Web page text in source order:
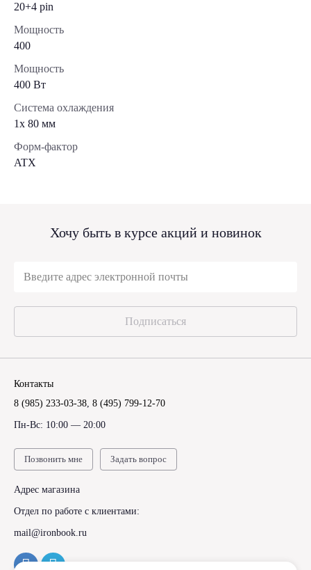
20+4 pin
Мощность
400
Мощность
400 Вт
Система охлаждения
1x 80 мм
Форм-фактор
ATX
Хочу быть в курсе акций и новинок
Подписаться
Контакты
8 (985) 233-03-38, 8 (495) 799-12-70
Пн-Вс: 10:00 — 20:00
Позвонить мне Задать вопрос
Адрес магазина
Отдел по работе с клиентами:
mail@ironbook.ru